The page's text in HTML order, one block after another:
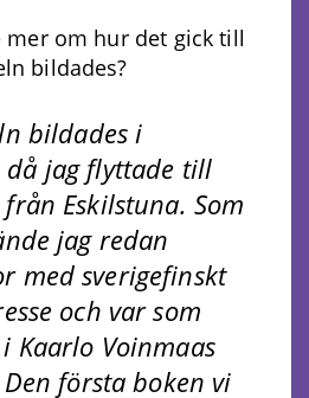
om hur det gick till
bildades?
bildades i
då jag flyttade till
Eskilstuna. Som
jag redan
med sverigefinskt
och var som
Kaarlo Voinmaas
första boken vi